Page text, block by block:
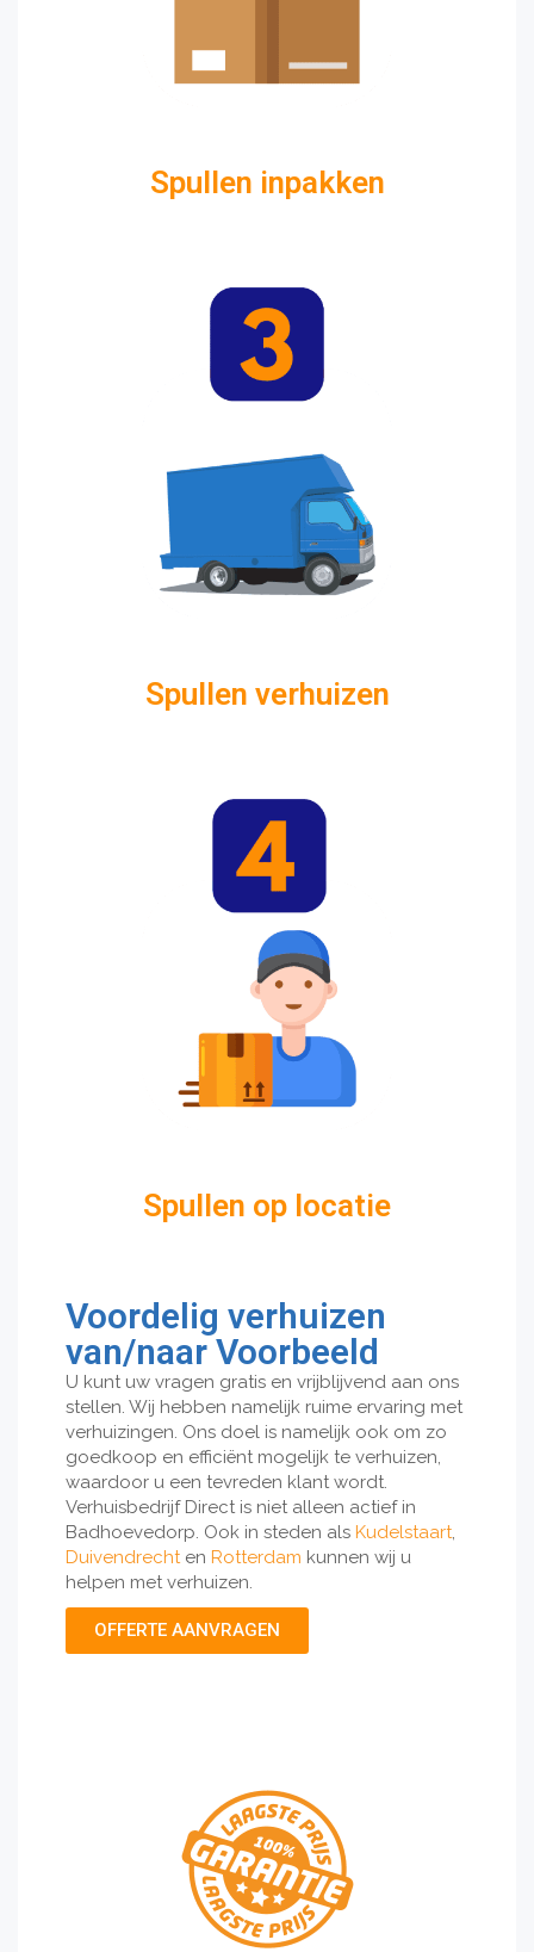
Spullen inpakken
Spullen verhuizen
Spullen op locatie
Voordelig verhuizen
van/naar Voorbeeld
U kunt uw vragen gratis en vrijblijvend aan ons
stellen. Wij hebben namelijk ruime ervaring met
verhuizingen. Ons doel is namelijk ook om zo
goedkoop en efficiënt mogelijk te verhuizen,
waardoor u een tevreden klant wordt.
Verhuisbedrijf Direct is niet alleen actief in
Badhoevedorp. Ook in steden als Kudelstaart,
Duivendrechten Rotterdam kunnen wij u
helpen met verhuizen.
OFFERTE AANVRAGEN